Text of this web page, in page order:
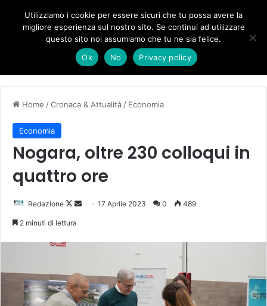
Forza Italia, il legnaghese Donà nella segreteria regionale
Home /Cronaca & Attualità / Economia
Economia
Nogara, oltre 230 colloqui in
quattro ore
Redazione
Follow
Invia 17 Aprile 2023 0 489
2 minuti di lettura
Utilizziamo i cookie per essere sicuri che tu possa avere la
migliore esperienza sul nostro sito. Se continui ad utilizzare
questo sito noi assumiamo che tu ne sia felice.
Ok
No Privacy policy